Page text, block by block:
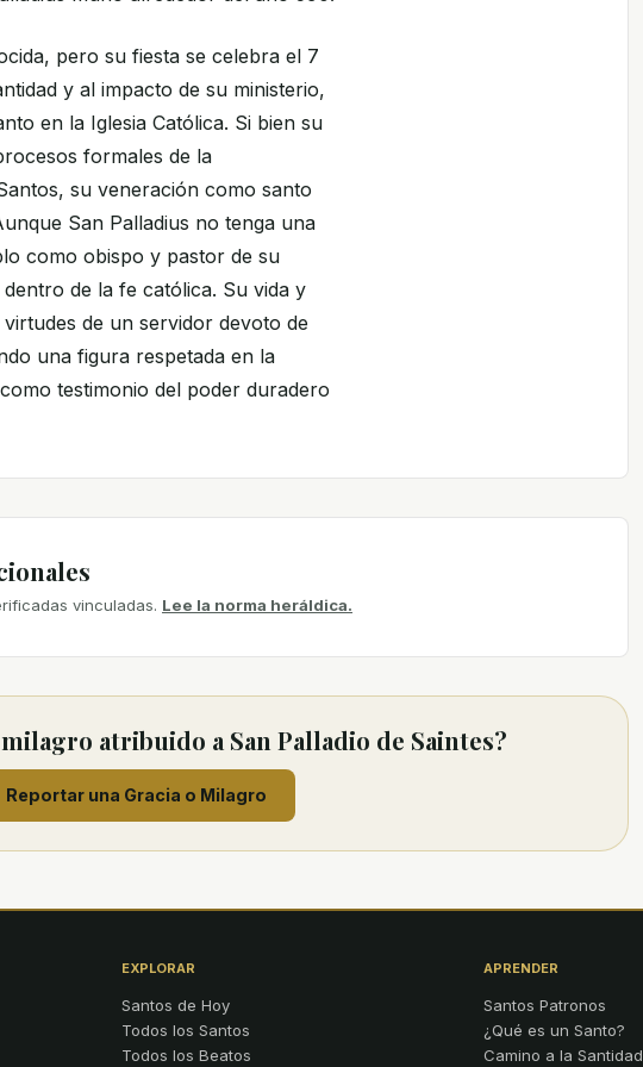
pero su fiesta se celebra el 7
y al impacto de su ministerio,
en la Iglesia Católica. Si bien su
formales de la
su veneración como santo
San Palladius no tenga una
como obispo y pastor de su
de la fe católica. Su vida y
de un servidor devoto de
una figura respetada en la
testimonio del poder duradero
vinculadas. Lee la norma heráldica.
atribuido a San Palladio de Saintes?
Reportar una Gracia o Milagro
EXPLORAR
Santos de Hoy
Todos los Santos
Todos los Beatos
APRENDER
Santos Patronos
¿Qué es un Santo?
Camino a la Santidad